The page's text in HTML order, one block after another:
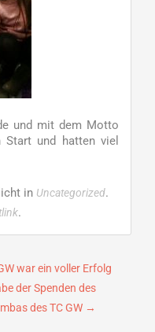
und mit dem Motto
Start und hatten viel
in Uncategorized.
.
war ein voller Erfolg
der Spenden des
des TC GW →